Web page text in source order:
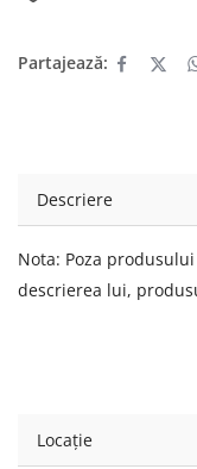
Partajează:
Descriere
Nota: Poza
descrierea lui,
Locație